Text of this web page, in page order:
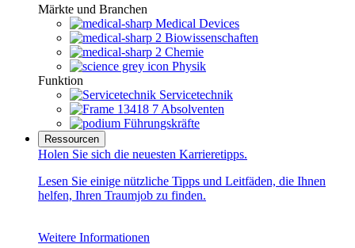
Märkte und Branchen
Medical Devices
Biowissenschaften
Chemie
Physik
Funktion
Servicetechnik
Absolventen
Führungskräfte
Ressourcen
Holen Sie sich die neuesten Karrieretipps.
Lesen Sie einige nützliche Tipps und Leitfäden, die Ihnen
helfen, Ihren Traumjob zu finden.
Weitere Informationen